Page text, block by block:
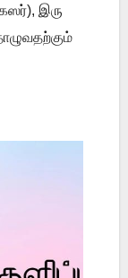
இரு